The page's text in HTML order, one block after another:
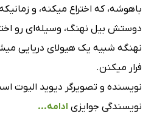
باهوشه، که اختراع میکنه، و
دوستش بیل نهنگ، وسیله‌ای رو
نهنگه شبیه یک هیولای دریایی
فرار میکنن.
نویسنده و تصویرگر دیوید الیوت
نویسندگی جوایزی ادامه...